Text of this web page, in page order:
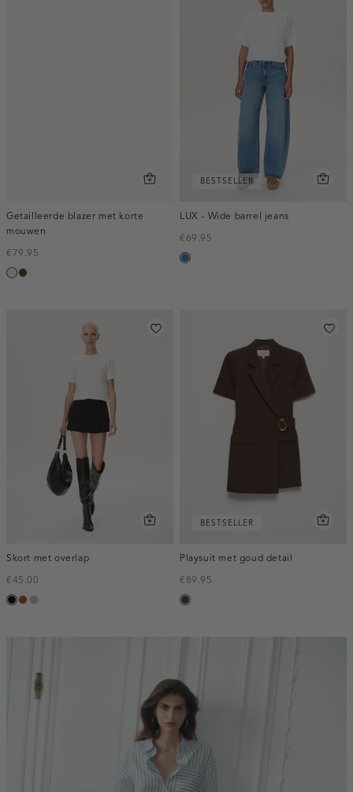
Getailleerde blazer met korte
mouwen
€79.95
ecrutoffee
BESTSELLER
LUX - Wide barrel jeans
€69.95
blauw,
Skort met overlap
€45.00
zwart
bruintaupe,
BESTSELLER
Playsuit met goud detail
€89.95
toffee